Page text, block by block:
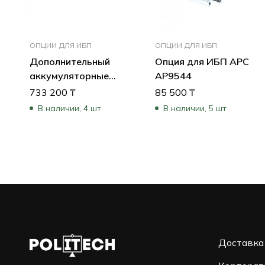
ОПЦИИ ДЛЯ ИБП
Дополнительный
аккумуляторные
блоки для ИБП APC
Smart-UPS X 120 В
733 200 ₸
В наличии, 4 шт
ОПЦИИ ДЛЯ ИБП
Опция для ИБП APC
AP9544
85 500₸
В наличии, 5 шт
Доставка